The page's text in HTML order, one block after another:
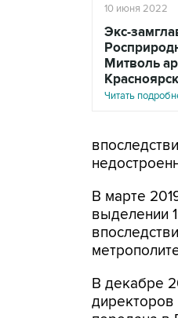
10 июня 2022
Экс-
Митволь
Читать
В марте
выделении
В декабре
директоров